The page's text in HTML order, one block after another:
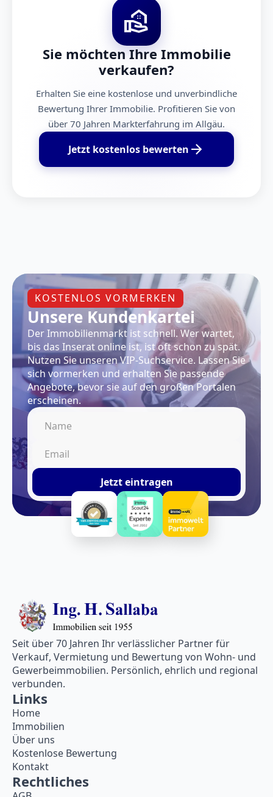
real_estate_agent
Sie möchten Ihre Immobilie
verkaufen?
Erhalten Sie eine kostenlose und unverbindliche
Bewertung Ihrer Immobilie. Profitieren Sie von
über 70 Jahren Markterfahrung im Allgäu.
Jetzt kostenlos bewerten arrow_forward
KOSTENLOS VORMERKEN
Unsere Kundenkartei
Der Immobilienmarkt ist schnell. Wer wartet,
bis das Inserat online ist, ist oft schon zu spät.
Nutzen Sie unseren VIP-Suchservice. Lassen Sie
sich vormerken und erhalten Sie passende
Angebote, bevor sie auf den großen Portalen
erscheinen.
Jetzt eintragen
Seit über 70 Jahren Ihr verlässlicher Partner für
Verkauf, Vermietung und Bewertung von Wohn- und
Gewerbeimmobilien. Persönlich, ehrlich und regional
verbunden.
Links
Home
Immobilien
Über uns
Kostenlose Bewertung
Kontakt
Rechtliches